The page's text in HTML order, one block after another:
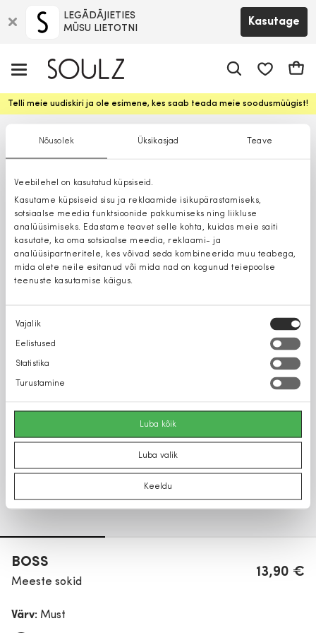
Nõusolek Üksikasjad Teave
Veebilehel on kasutatud küpsiseid.
Kasutame küpsiseid sisu ja reklaamide isikupärastamiseks,
sotsiaalse meedia funktsioonide pakkumiseks ning liikluse
analüüsimiseks. Edastame teavet selle kohta, kuidas meie saiti
kasutate, ka oma sotsiaalse meedia, reklaami- ja
analüüsipartneritele, kes võivad seda kombineerida muu teabega,
mida olete neile esitanud või mida nad on kogunud teiepoolse
teenuste kasutamise käigus.
Nõusoleku
valik
Vajalik
Eelistused
Statistika
Turustamine
Luba kõik
Luba valik
Keeldu
LEGĀDĀJIETIES
MŪSU LIETOTNI
Kasutage
Telli meie uudiskiri ja ole esimene, kes saab teada meie soodusmüügist!
BOSS
Meeste sokid
13,90 €
Värv: Must